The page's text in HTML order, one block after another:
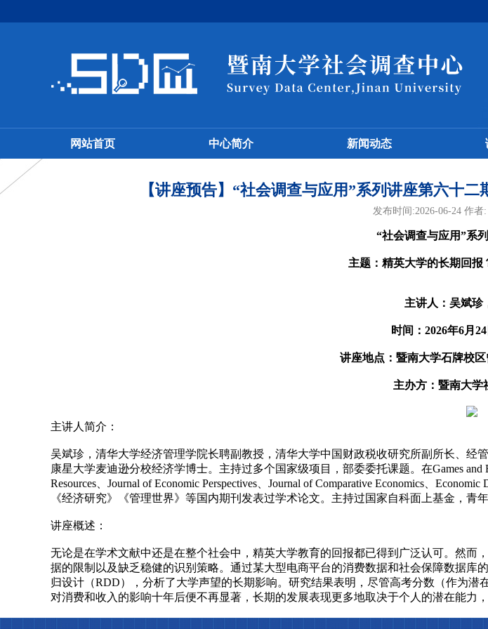
网站首页 中心简介 新闻动态
【讲座预告】“社会调查与应用”系列讲座第六十
发布时间:2026-06-24 作
“社会调查与应用”系
主题： 精英大学的长期回报
主讲人：吴斌珍
时间：2026年6月
讲座地点：暨南大学石牌校
主办方：暨南大学
主讲人简介：
吴斌珍，清华大学经济管理学院长聘副教授，清华大学中国财政税收研究所副所长、
康星大学麦迪逊分校经济学博士。主持过多个国家级项目，部委委托课题。在Games and
Resources、Journal of Economic Perspectives、Journal of Comparative Economics、
《经济研究》《管理世界》等国内期刊发表过学术论文。主持过国家自科面上基金，青
讲座概述：
无论是在学术文献中还是在整个社会中，精英大学教育的回报都已得到广泛认可。然
据的限制以及缺乏稳健的识别策略。通过某大型电商平台的消费数据和社会保障数据
归设计（RDD），分析了大学声望的长期影响。研究结果表明，尽管高考分数（作为
对消费和收入的影响十年后便不再显著，长期的发展表现更多地取决于个人的潜在能力，